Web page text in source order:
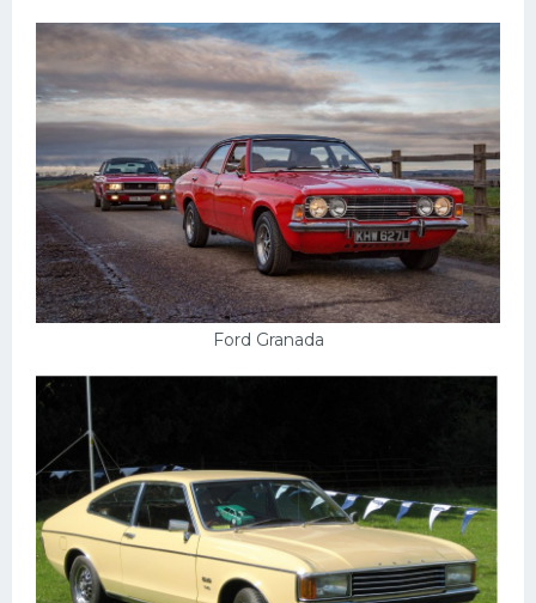
Ford Granada
Митсубиси
Киа
Танки
Крайслер
Порше
Самолеты
Корабли
Комплектующие
Лодки
Шкода
Вертолеты
Мазда
Самокаты